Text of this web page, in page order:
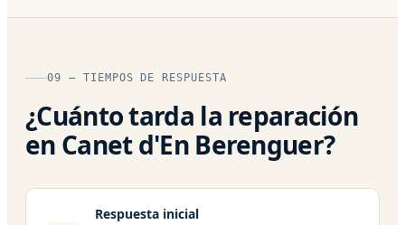
09 — TIEMPOS DE RESPUESTA
¿Cuánto tarda la reparación
en Canet d'En Berenguer?
Respuesta inicial